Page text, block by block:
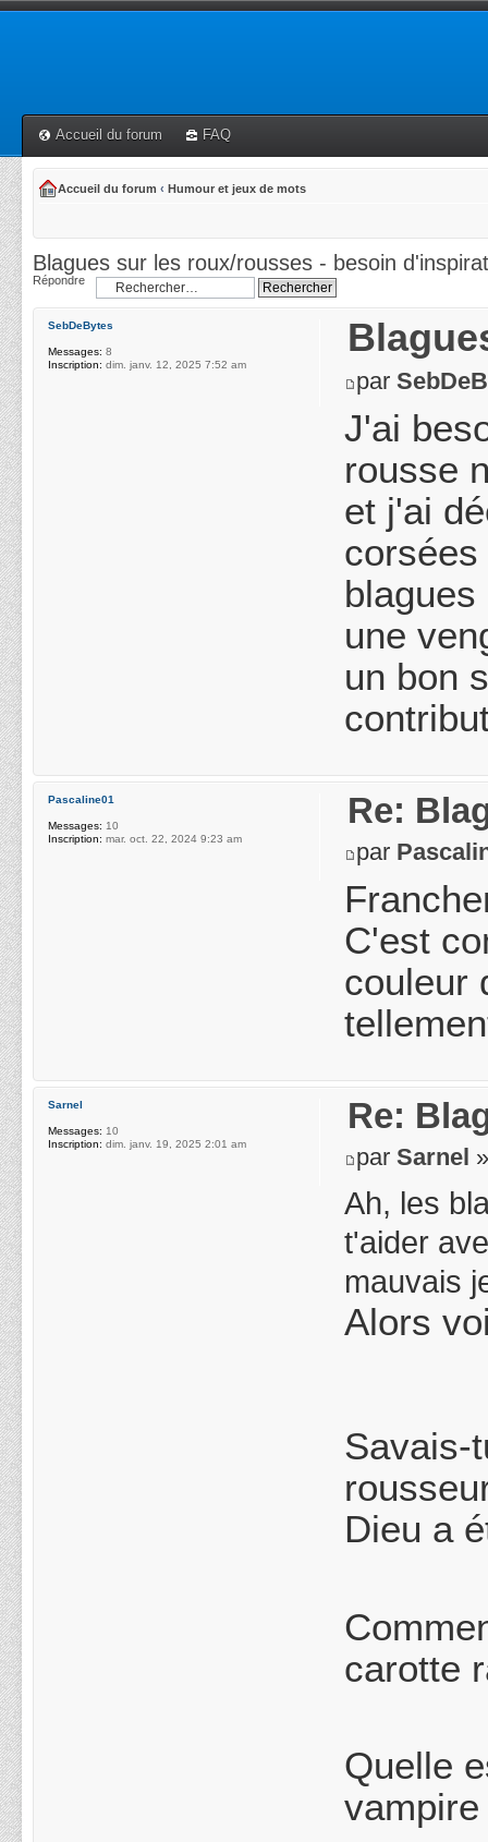
Accueil du forum FAQ
Accueil du forum ‹ Humour et jeux de mots
Blagues sur les roux/rousses - besoin
Répondre
par
J'ai
rousse
et j'ai
une
un bon
SebDeBytes
Messages: 8
Inscription: dim. janv. 12, 2025 7:52 am
Re:
par
C'est
couleur
Pascaline01
Messages: 10
Inscription: mar. oct. 22, 2024 9:23 am
Re:
parSarnel
Ah, les
t'aider
mauvais
Alors
Savais-
Dieu a
carotte
Quelle
Sarnel
Messages: 10
Inscription: dim. janv. 19, 2025 2:01 am